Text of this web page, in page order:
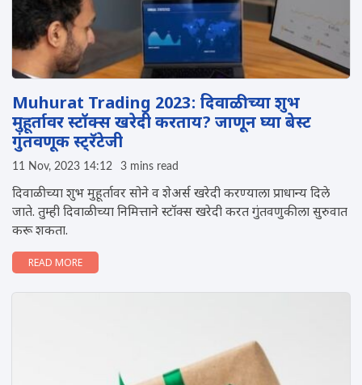
Muhurat Trading 2023: दिवाळीच्या शुभ
मुहूर्तावर स्टॉक्स खरेदी करताय? जाणून घ्या बेस्ट
गुंतवणूक स्ट्रॅटेजी
11 Nov, 2023 14:12 3 mins read
दिवाळीच्या शुभ मुहूर्तावर सोने व शेअर्स खरेदी करण्याला प्राधान्य दिले
जाते. तुम्ही दिवाळीच्या निमित्ताने स्टॉक्स खरेदी करत गुंतवणुकीला सुरुवात
करू शकता.
READ MORE